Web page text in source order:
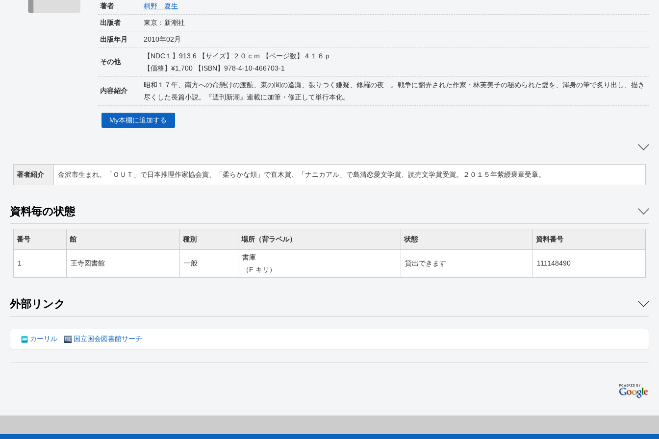
著者 桐野 夏生
出版者 東京：新潮社
出版年月 2010年02月
その他
【NDC１】913.6 【サイズ】２０ｃｍ 【ページ数】４１６ｐ
【価格】¥1,700 【ISBN】978-4-10-466703-1
内容紹介
昭和１７年、南方への命懸けの渡航、束の間の逢瀬、張りつく嫌疑、修羅の夜…。戦争に翻弄された作家・林芙美子の秘められた愛を、渾身の筆で炙り出し、描き
尽くした長篇小説。『週刊新潮』連載に加筆・修正して単行本化。
My本棚に追加する
著者紹介 金沢市生まれ。「ＯＵＴ」で日本推理作家協会賞、「柔らかな頬」で直木賞、「ナニカアル」で島清恋愛文学賞、読売文学賞受賞。２０１５年紫綬褒章受章。
資料毎の状態
番号 館 種別 場所（背ラベル） 状態 資料番号
1 王寺図書館 一般
書庫
（F キリ）
貸出できます 111148490
外部リンク
カーリル 国立国会図書館サーチ